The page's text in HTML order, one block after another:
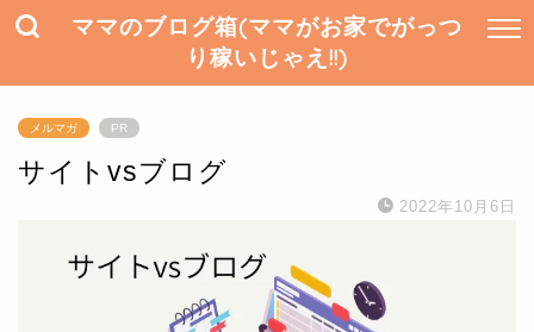
ママのブログ箱(ママがお家でがっつ
り稼いじゃえ!!)
メルマガ PR
サイトvsブログ
2022年10月6日